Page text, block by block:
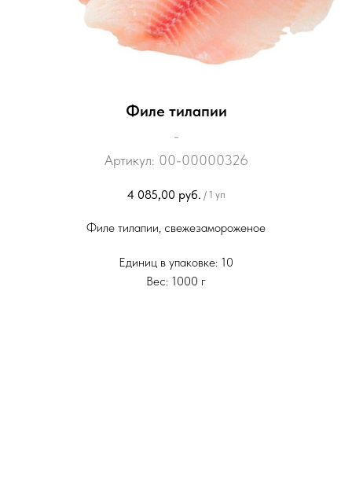
Филе тилапии
-
Артикул: 00-00000326
4 085,00 руб. / 1 уп
Филе тилапии, свежезамороженое
Единиц в упаковке: 10
Вес: 1000 г